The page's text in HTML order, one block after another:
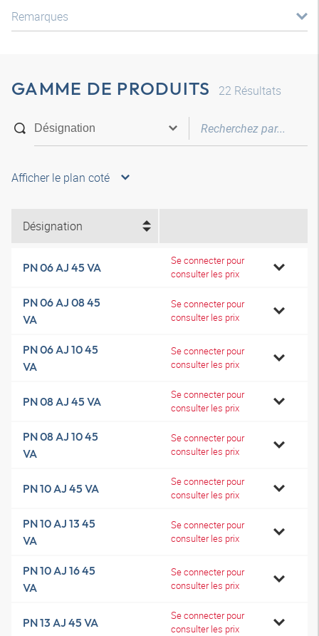
Remarques
GAMME DE PRODUITS 22 Résultats
Afficher le plan coté
Désignation
PN 06 AJ 45 VA
Se connecter pour
consulter les prix
PN 06 AJ 08 45
VA
Se connecter pour
consulter les prix
PN 06 AJ 10 45
VA
Se connecter pour
consulter les prix
PN 08 AJ 45 VA
Se connecter pour
consulter les prix
PN 08 AJ 10 45
VA
Se connecter pour
consulter les prix
PN 10 AJ 45 VA
Se connecter pour
consulter les prix
PN 10 AJ 13 45
VA
Se connecter pour
consulter les prix
PN 10 AJ 16 45
VA
Se connecter pour
consulter les prix
PN 13 AJ 45 VA
Se connecter pour
consulter les prix